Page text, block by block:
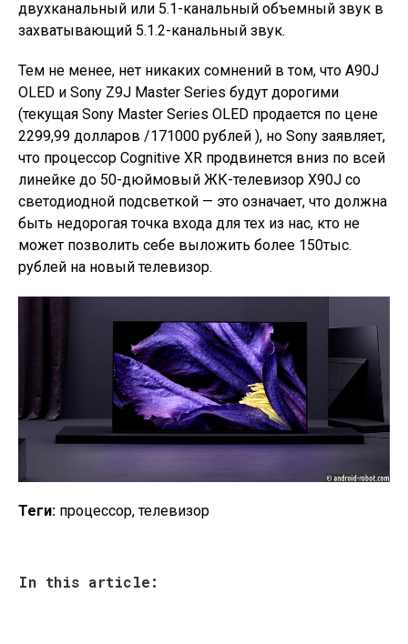
двухканальный или 5.1-канальный объемный звук в
захватывающий 5.1.2-канальный звук.
Тем не менее, нет никаких сомнений в том, что A90J
OLED и Sony Z9J Master Series будут дорогими
(текущая Sony Master Series OLED продается по цене
2299,99 долларов /171000 рублей ), но Sony заявляет,
что процессор Cognitive XR продвинется вниз по всей
линейке до 50-дюймовый ЖК-телевизор X90J со
светодиодной подсветкой — это означает, что должна
быть недорогая точка входа для тех из нас, кто не
может позволить себе выложить более 150тыс.
рублей на новый телевизор.
Теги: процессор, телевизор
In this article: